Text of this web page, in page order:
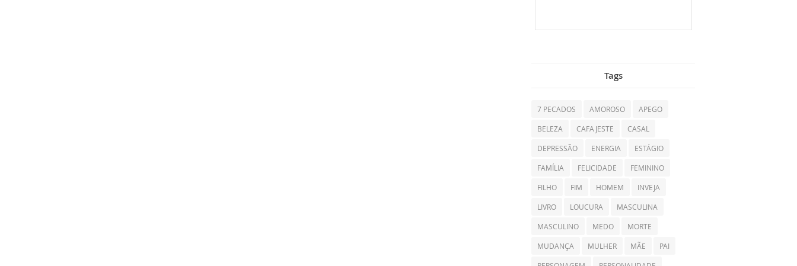
Tags
7 PECADOS AMOROSO APEGO
BELEZA CAFAJESTE CASAL
DEPRESSÃO ENERGIA ESTÁGIO
FAMÍLIA FELICIDADE FEMININO
FILHO FIM HOMEM INVEJA
LIVRO LOUCURA MASCULINA
MASCULINO MEDO MORTE
MUDANÇA MULHER MÃE PAI